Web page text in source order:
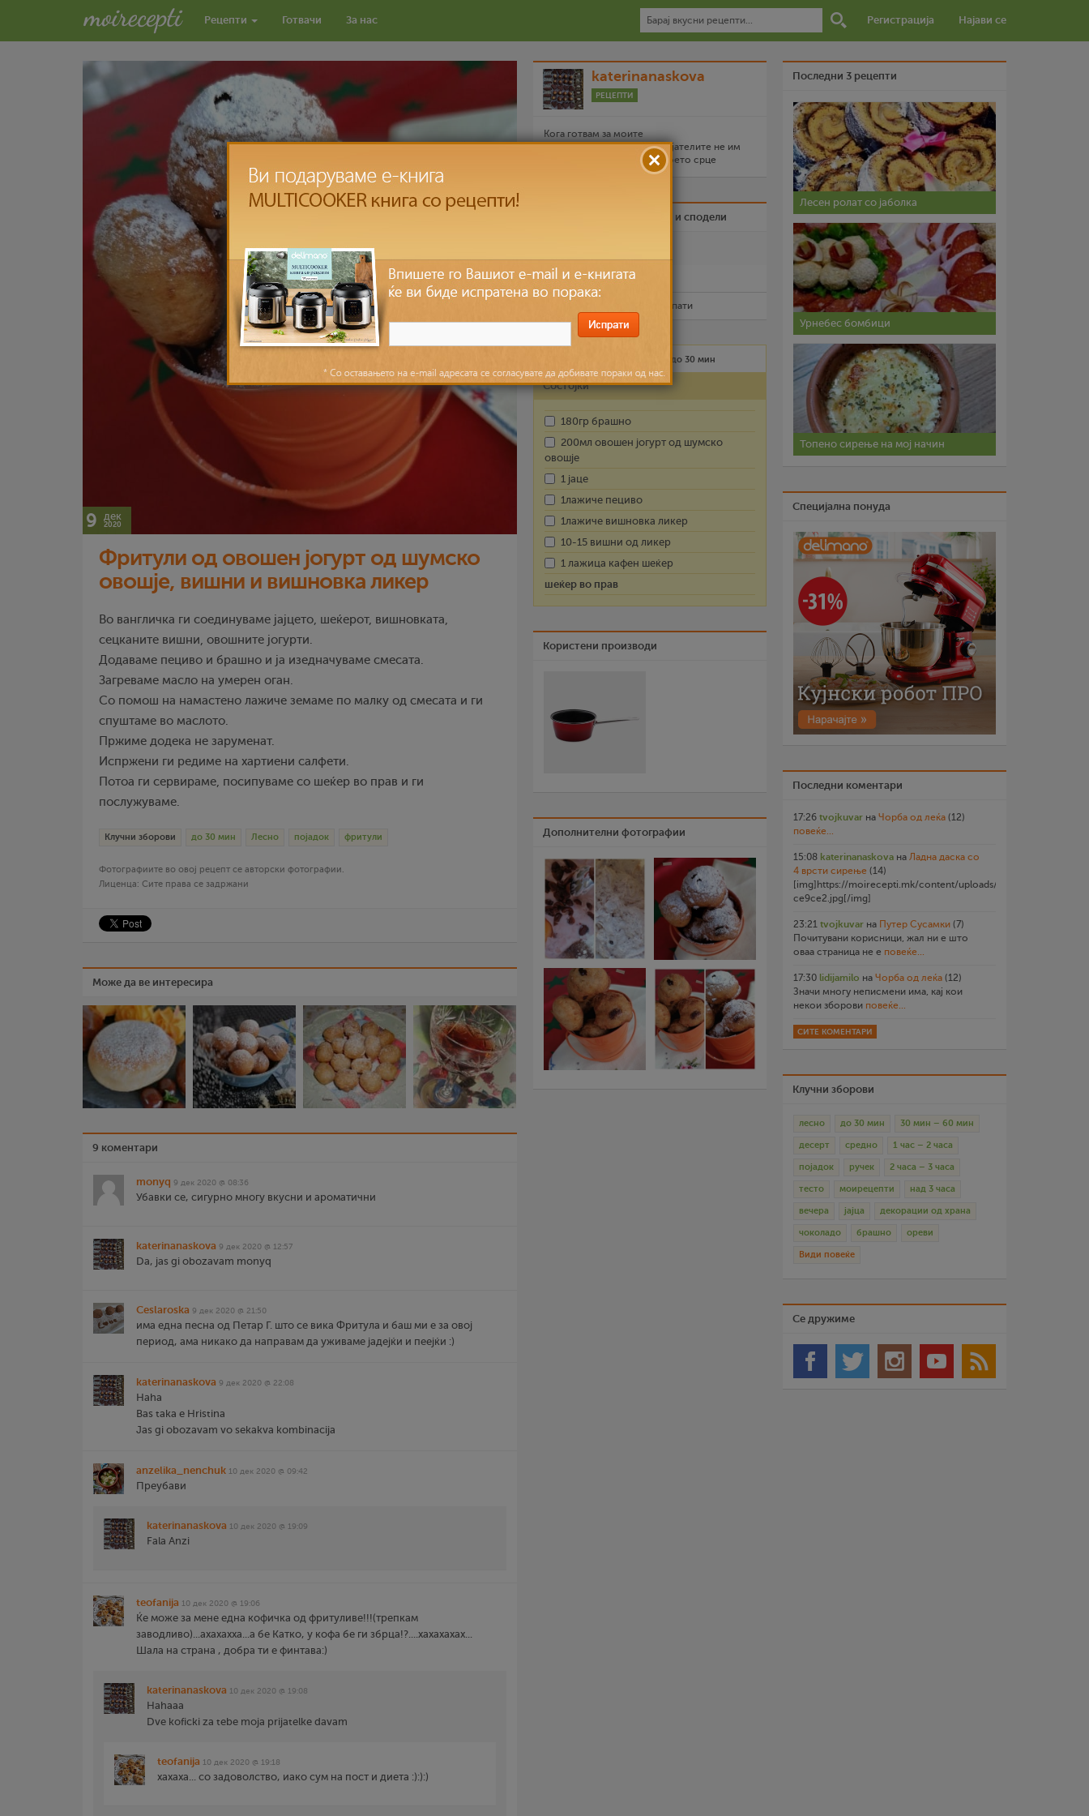
Рецепти Готвачи За нас Регистрација Најави се
9 дек
2020
Фритули од овошен јогурт од шумско
овошје, вишни и вишновка ликер
Во вангличка ги соединуваме јајцето, шеќерот, вишновката,
сецканите вишни, овошните јогурти.
Додаваме пециво и брашно и ја изедначуваме смесата.
Загреваме масло на умерен оган.
Со помош на намастено лажиче земаме по малку од смесата и ги
спуштаме во маслото.
Пржиме додека не заруменат.
Испржени ги редиме на хартиени салфети.
Потоа ги сервираме, посипуваме со шеќер во прав и ги
послужуваме.
Клучни зборови до 30 мин Лесно појадок фритули
Фотографиите во овој рецепт се авторски фотографии.
Лиценца: Сите права се задржани
Може да ве интересира
9 коментари
monyq 9 дек 2020 @ 08:36
Убавки се, сигурно многу вкусни и ароматични
katerinanaskova 9 дек 2020 @ 12:57
Da, jas gi obozavam monyq
Ceslaroska 9 дек 2020 @ 21:50
има една песна од Петар Г. што се вика Фритула и баш ми е за овој
период, ама никако да направам да уживаме јадејќи и пеејќи :)
katerinanaskova 9 дек 2020 @ 22:08
Haha
Bas taka e Hristina
Jas gi obozavam vo sekakva kombinacija
anzelika_nenchuk 10 дек 2020 @ 09:42
Преубави
katerinanaskova 10 дек 2020 @ 19:09
Fala Anzi
teofanija 10 дек 2020 @ 19:06
Ќе може за мене една кофичка од фритуливе!!!(трепкам
заводливо)...ахахахха...а бе Катко, у кофа бе ги збрца!?....хахахахах...
Шала на страна , добра ти е финтава:)
katerinanaskova 10 дек 2020 @ 19:08
Hahaaa
Dve koficki za tebe moja prijatelke davam
teofanija 10 дек 2020 @ 19:18
хахаха... со задоволство, иако сум на пост и диета :):):)
katerinanaskova
РЕЦЕПТИ
Кога готвам за моите
најблиски,семејството,пријателите не им
давам храна,им го давам моето срце
Биди вистински пријател и сподели
Испечати го рецептот
пати
до 30 мин
Состојки
180гр брашно
200мл овошен јогурт од шумско
овошје
1 јаце
1лажиче пециво
1лажиче вишновка ликер
10-15 вишни од ликер
1 лажица кафен шеќер
шеќер во прав
Користени производи
Дополнителни фотографии
Последни 3 рецепти
Лесен ролат со јаболка
Урнебес бомбици
Топено сирење на мој начин
Специјална понуда
Последни коментари
17:26 tvojkuvar на Чорба од леќа (12)
повеќе...
15:08 katerinanaskova на Ладна даска со
4 врсти сирење (14)
[img]https://moirecepti.mk/content/uploads/2026/07/
ce9ce2.jpg[/img]
23:21 tvojkuvar на Путер Сусамки (7)
Почитувани корисници, жал ни е што
оваа страница не е повеќе...
17:30 lidijamilo на Чорба од леќа (12)
Значи многу неписмени има, кај кои
некои зборови повеќе...
СИТЕ КОМЕНТАРИ
Клучни зборови
лесно до 30 мин 30 мин – 60 мин
десерт средно 1 час – 2 часа
појадок ручек 2 часа – 3 часа
тесто моирецепти над 3 часа
вечера јајца декорации од храна
чоколадо брашно ореви
Види повеќе
Се дружиме